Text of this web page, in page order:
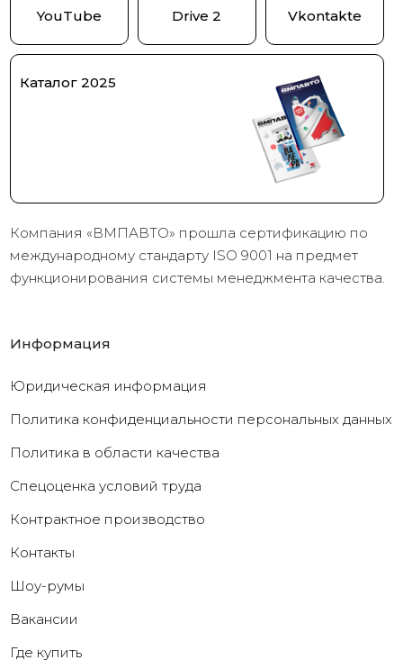
YouTube Drive 2 Vkontakte
Каталог 2025
Компания «ВМПАВТО» прошла сертификацию по
международному стандарту ISO 9001 на предмет
функционирования системы менеджмента качества.
Информация
Юридическая информация
Политика конфиденциальности персональных данных
Политика в области качества
Cпецоценка условий труда
Контрактное производство
Контакты
Шоу-румы
Вакансии
Где купить